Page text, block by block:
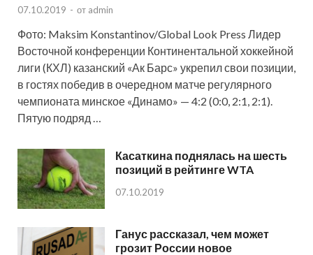
07.10.2019 - от admin
Фото: Maksim Konstantinov/Global Look Press Лидер
Восточной конференции Континентальной хоккейной
лиги (КХЛ) казанский «Ак Барс» укрепил свои позиции,
в гостях победив в очередном матче регулярного
чемпионата минское «Динамо» — 4:2 (0:0, 2:1, 2:1).
Пятую подряд …
Касаткина поднялась на шесть
позиций в рейтинге WTA
07.10.2019
Ганус рассказал, чем может
грозит России новое